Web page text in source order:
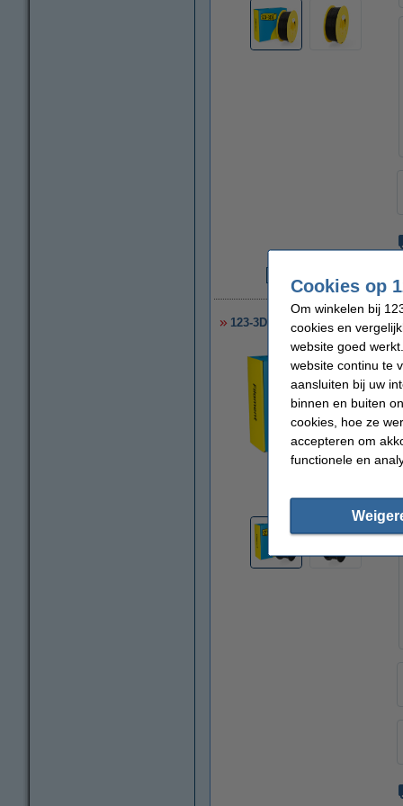
123-3D Filament PLA Zwart
Cookies op
Om winkelen bij
cookies en
website goed
website continu te
aansluiten bij uw
binnen en buiten
cookies, hoe ze
accepteren om
functionele en